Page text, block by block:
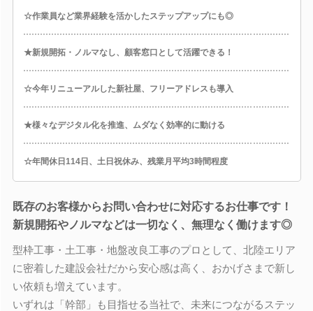
☆作業員など業界経験を活かしたステップアップにも◎
★新規開拓・ノルマなし、顧客窓口として活躍できる！
☆今年リニューアルした新社屋、フリーアドレスも導入
★様々なデジタル化を推進、ムダなく効率的に動ける
☆年間休日114日、土日祝休み、残業月平均3時間程度
既存のお客様からお問い合わせに対応するお仕事です！
新規開拓やノルマなどは一切なく、無理なく働けます◎
型枠工事・土工事・地盤改良工事のプロとして、北陸エリア
に密着した建設会社だから安心感は高く、おかげさまで新し
い依頼も増えています。
いずれは「幹部」も目指せる当社で、未来につながるステッ